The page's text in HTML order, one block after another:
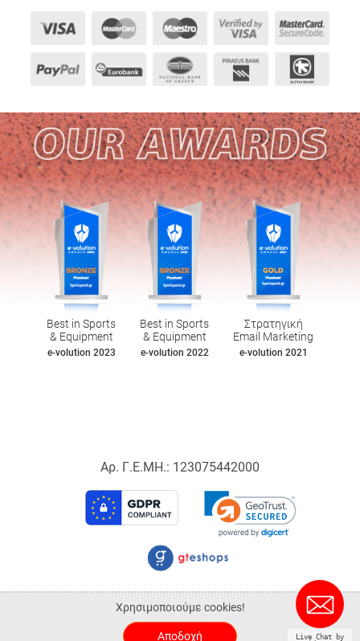
Best in Sports
& Equipment
e-volution 2023
Best in Sports
& Equipment
e-volution 2022
Στρατηγική
Email Marketing
e-volution 2021
Αρ. Γ.Ε.ΜΗ.: 123075442000
© 2026 Sportspoint.gr.
ALL-IN-ONE eCommerce Business Development by Plushost.gr
Χρησιμοποιούμε cookies!
Αποδοχή
Live Chat by